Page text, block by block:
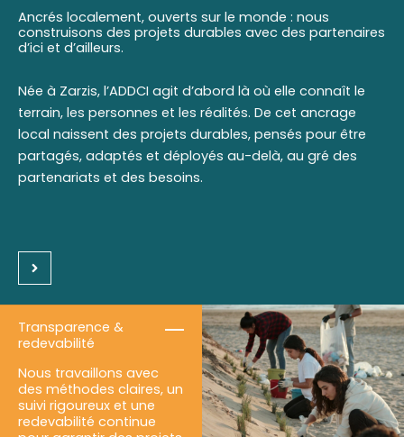
Ancrés localement, ouverts sur le monde : nous
construisons des projets durables avec des partenaires
d’ici et d’ailleurs.
Née à Zarzis, l’ADDCI agit d’abord là où elle connaît le
terrain, les personnes et les réalités. De cet ancrage
local naissent des projets durables, pensés pour être
partagés, adaptés et déployés au-delà, au gré des
partenariats et des besoins.
Transparence &
redevabilité
Nous travaillons avec
des méthodes claires, un
suivi rigoureux et une
redevabilité continue